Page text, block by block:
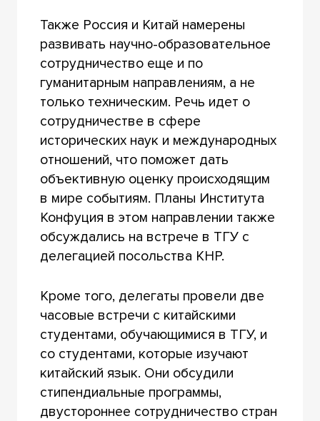
Также Россия и Китай намерены
развивать научно-образовательное
сотрудничество еще и по
гуманитарным направлениям, а не
только техническим. Речь идет о
сотрудничестве в сфере
исторических наук и международных
отношений, что поможет дать
объективную оценку происходящим
в мире событиям. Планы Института
Конфуция в этом направлении также
обсуждались на встрече в ТГУ с
делегацией посольства КНР.
Кроме того, делегаты провели две
часовые встречи с китайскими
студентами, обучающимися в ТГУ, и
со студентами, которые изучают
китайский язык. Они обсудили
стипендиальные программы,
двустороннее сотрудничество стран